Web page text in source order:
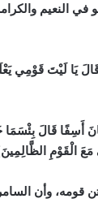
في النعيم
يَا لَيْتَ قَوْمِي
قَالَ بِئْسَمَا
مَعَ الْقَوْمِ
قومه، وأن